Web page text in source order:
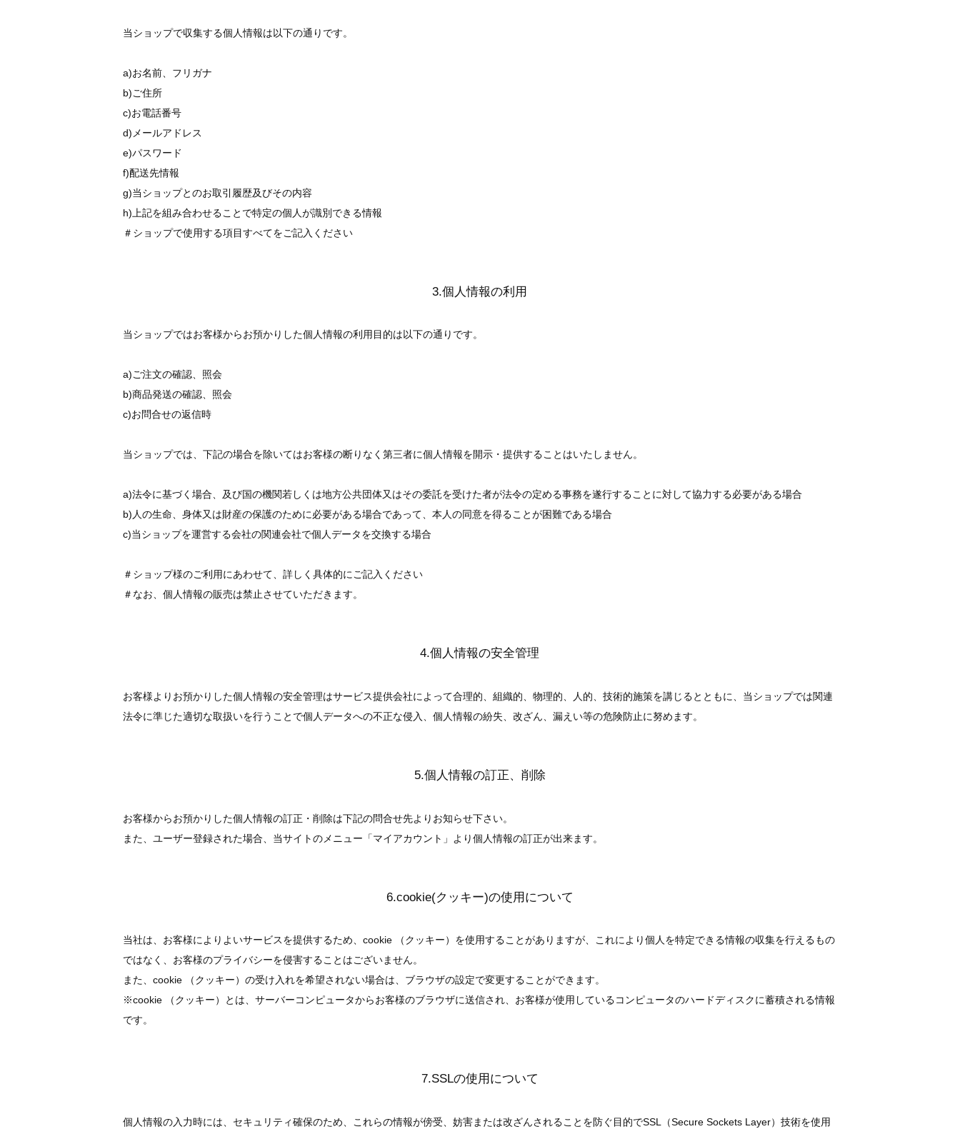
当ショップで収集する個人情報は以下の通りです。
a)お名前、フリガナ
b)ご住所
c)お電話番号
d)メールアドレス
e)パスワード
f)配送先情報
g)当ショップとのお取引履歴及びその内容
h)上記を組み合わせることで特定の個人が識別できる情報
＃ショップで使用する項目すべてをご記入ください
3.個人情報の利用
当ショップではお客様からお預かりした個人情報の利用目的は以下の通りです。
a)ご注文の確認、照会
b)商品発送の確認、照会
c)お問合せの返信時
当ショップでは、下記の場合を除いてはお客様の断りなく第三者に個人情報を開示・提供することはいたしません。
a)法令に基づく場合、及び国の機関若しくは地方公共団体又はその委託を受けた者が法令の定める事務を遂行することに対して協力する必要がある場合
b)人の生命、身体又は財産の保護のために必要がある場合であって、本人の同意を得ることが困難である場合
c)当ショップを運営する会社の関連会社で個人データを交換する場合
＃ショップ様のご利用にあわせて、詳しく具体的にご記入ください
＃なお、個人情報の販売は禁止させていただきます。
4.個人情報の安全管理
お客様よりお預かりした個人情報の安全管理はサービス提供会社によって合理的、組織的、物理的、人的、技術的施策を講じるとともに、当ショップでは関連
法令に準じた適切な取扱いを行うことで個人データへの不正な侵入、個人情報の紛失、改ざん、漏えい等の危険防止に努めます。
5.個人情報の訂正、削除
お客様からお預かりした個人情報の訂正・削除は下記の問合せ先よりお知らせ下さい。
また、ユーザー登録された場合、当サイトのメニュー「マイアカウント」より個人情報の訂正が出来ます。
6.cookie(クッキー)の使用について
当社は、お客様によりよいサービスを提供するため、cookie （クッキー）を使用することがありますが、これにより個人を特定できる情報の収集を行えるもの
ではなく、お客様のプライバシーを侵害することはございません。
また、cookie （クッキー）の受け入れを希望されない場合は、ブラウザの設定で変更することができます。
※cookie （クッキー）とは、サーバーコンピュータからお客様のブラウザに送信され、お客様が使用しているコンピュータのハードディスクに蓄積される情報
です。
7.SSLの使用について
個人情報の入力時には、セキュリティ確保のため、これらの情報が傍受、妨害または改ざんされることを防ぐ目的でSSL（Secure Sockets Layer）技術を使用